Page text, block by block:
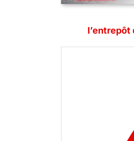
l’entrepôt